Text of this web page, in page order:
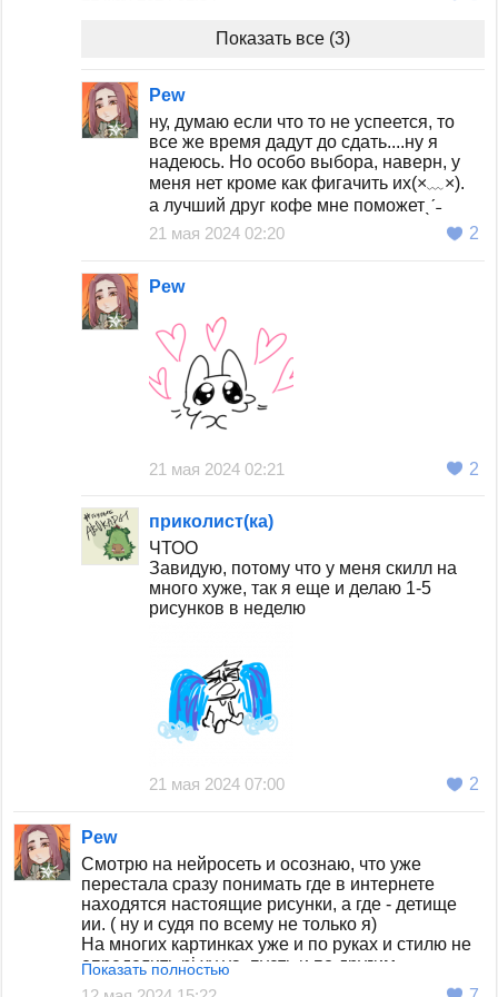
Показать все (3)
Pew
ну, думаю если что то не успеется, то
все же время дадут до сдать....ну я
надеюсь. Но особо выбора, наверн, у
меня нет кроме как фигачить их(×﹏×).
а лучший друг кофе мне поможетˎˊ˗
21 мая 2024 02:20
2
Pew
21 мая 2024 02:21 2
приколист(ка)
ЧТОО
Завидую, потому что у меня скилл на
много хуже, так я еще и делаю 1-5
рисунков в неделю
21 мая 2024 07:00 2
Pew
Смотрю на нейросеть и осознаю, что уже
перестала сразу понимать где в интернете
находятся настоящие рисунки, а где - детище
ии. ( ну и судя по всему не только я)
На многих картинках уже и по руках и стилю не
определить ni ху ya, пусть и по другим
моментам заметно. А некоторые проги могут
Показать полностью